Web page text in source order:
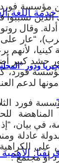
ودور
مؤسسة
الذين
وقال
“عار على
لأنهم
حشد كبير
مؤسسة
لدعم
فورد
المناهضة
في بيان،
عادلة
الكراهية
أو مجتمع”.